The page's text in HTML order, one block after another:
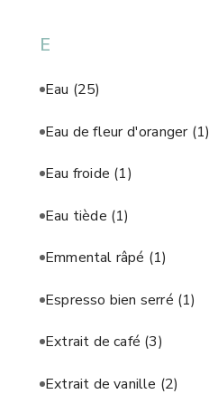
E
Eau (25)
Eau de fleur d'oranger (1)
Eau froide (1)
Eau tiède (1)
Emmental râpé (1)
Espresso bien serré (1)
Extrait de café (3)
Extrait de vanille (2)